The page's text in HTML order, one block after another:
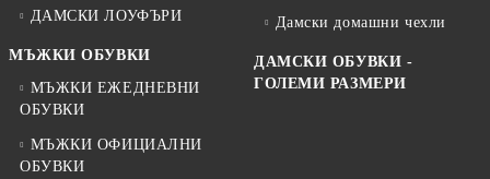
ДАМСКИ ЛОУФЪРИ
МЪЖКИ ОБУВКИ
МЪЖКИ ЕЖЕДНЕВНИ
ОБУВКИ
МЪЖКИ ОФИЦИАЛНИ
ОБУВКИ
Дамски домашни чехли
ДАМСКИ ОБУВКИ -
ГОЛЕМИ РАЗМЕРИ